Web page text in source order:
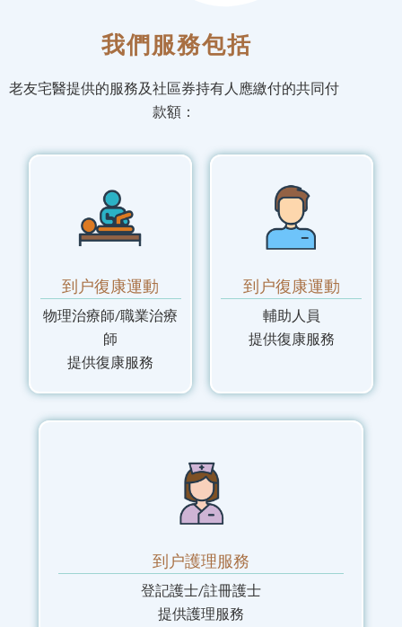
我們服務包括
老友宅醫提供的服務及社區券持有人應繳付的共同付
款額：
到户復康運動
物理治療師/職業治療
師
提供復康服務
到户復康運動
輔助人員
提供復康服務
到户護理服務
登記護士/註冊護士
提供護理服務